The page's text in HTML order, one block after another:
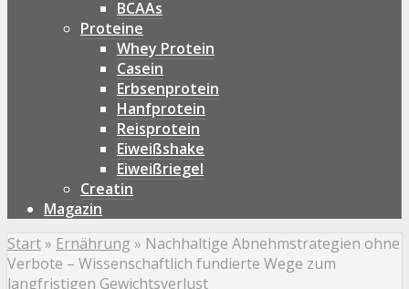
BCAAs
Proteine
Whey Protein
Casein
Erbsenprotein
Hanfprotein
Reisprotein
Eiweißshake
Eiweißriegel
Creatin
Magazin
Start» Ernährung » Nachhaltige Abnehmstrategien ohne
Verbote – Wissenschaftlich fundierte Wege zum
langfristigen Gewichtsverlust